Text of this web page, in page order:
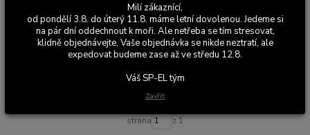
Upřesnit parametry
Zobrazuji 1-1 z 1
strana z 1
Milí zákaznící,
od pondělí 3.8. do úterý 11.8. máme letní dovolenou. Jedeme si
na pár dní oddechnout k moři. Ale netřeba se tím stresovat,
klidně objednávejte, Vaše objednávka se nikde neztratí, ale
expedovat budeme zase až ve středu 12.8.
Váš SP-EL tým
Zavřít